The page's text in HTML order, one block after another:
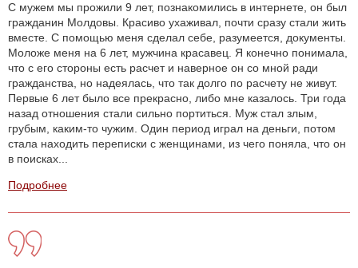
С мужем мы прожили 9 лет, познакомились в интернете, он был
гражданин Молдовы. Красиво ухаживал, почти сразу стали жить
вместе. С помощью меня сделал себе, разумеется, документы.
Моложе меня на 6 лет, мужчина красавец. Я конечно понимала,
что с его стороны есть расчет и наверное он со мной ради
гражданства, но надеялась, что так долго по расчету не живут.
Первые 6 лет было все прекрасно, либо мне казалось. Три года
назад отношения стали сильно портиться. Муж стал злым,
грубым, каким-то чужим. Один период играл на деньги, потом
стала находить переписки с женщинами, из чего поняла, что он
в поисках...
Подробнее